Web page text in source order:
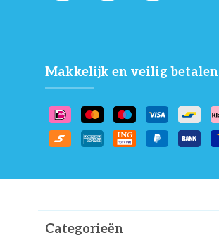
Makkelijk en veilig betalen
Categorieën